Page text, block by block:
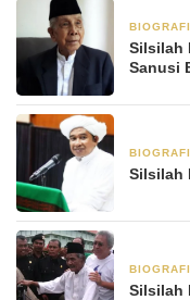
Silsilah
Sanusi
Silsilah
Silsilah